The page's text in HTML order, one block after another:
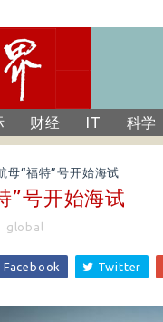
财经 IT 科学
母“福特”号开始海试
”号开始海试
global
Facebook Twitter